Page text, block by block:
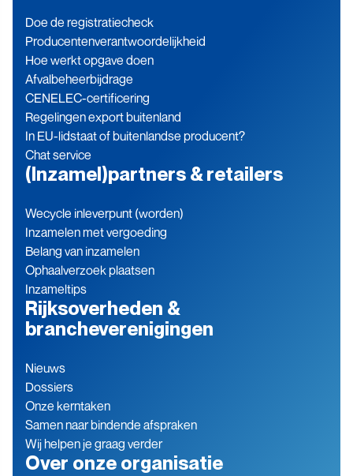
Doe de registratiecheck
Producenten­verantwoordelijkheid
Hoe werkt opgave doen
Afvalbeheerbijdrage
CENELEC-certificering
Regelingen export buitenland
In EU-lidstaat of buitenlandse producent?
Chat service
(Inzamel)partners & retailers
Wecycle inleverpunt (worden)
Inzamelen met vergoeding
Belang van inzamelen
Ophaalverzoek plaatsen
Inzameltips
Rijksoverheden &
brancheverenigingen
Nieuws
Dossiers
Onze kerntaken
Samen naar bindende afspraken
Wij helpen je graag verder
Over onze organisatie